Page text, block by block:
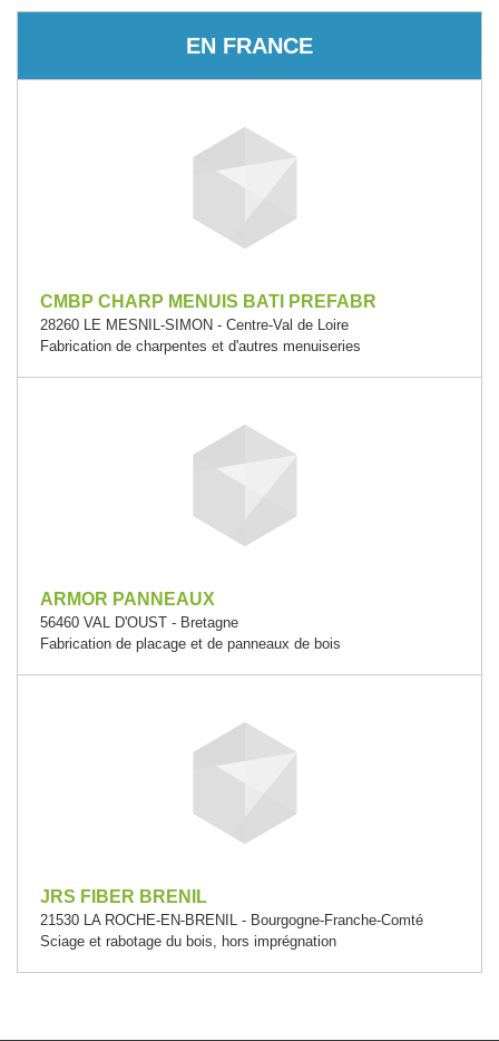
EN FRANCE
CMBP CHARP MENUIS BATI PREFABR
28260 LE MESNIL-SIMON - Centre-Val de Loire
Fabrication de charpentes et d'autres menuiseries
ARMOR PANNEAUX
56460 VAL D'OUST - Bretagne
Fabrication de placage et de panneaux de bois
JRS FIBER BRENIL
21530 LA ROCHE-EN-BRENIL - Bourgogne-Franche-Comté
Sciage et rabotage du bois, hors imprégnation